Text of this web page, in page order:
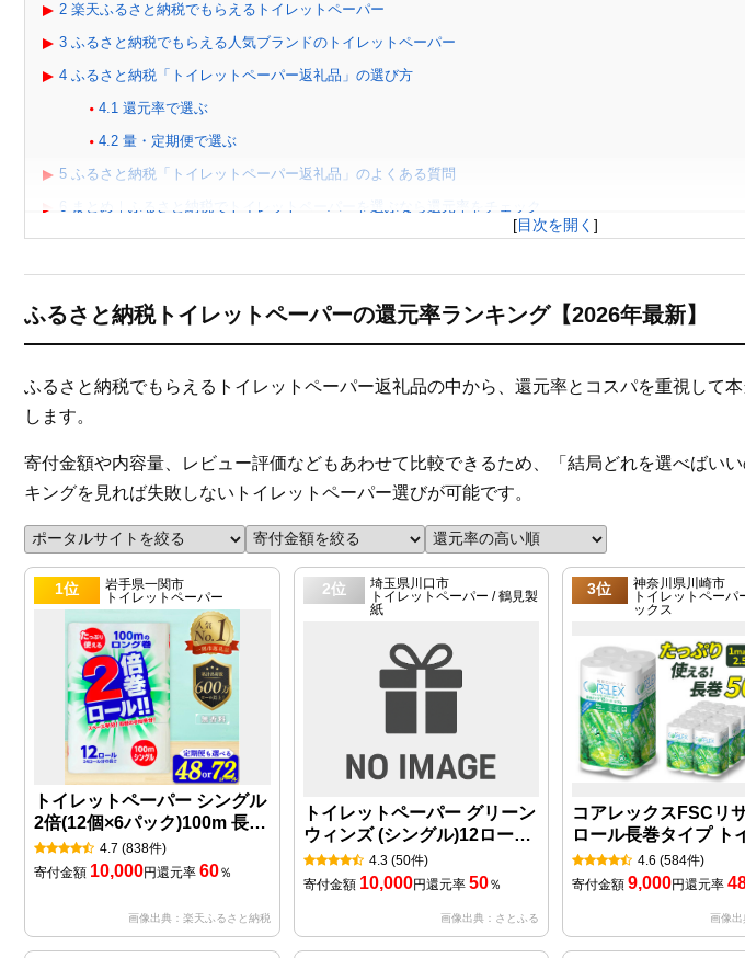
[ 目次を開く ]
2 楽天ふるさと納税でもらえるトイレットペーパー
3 ふるさと納税でもらえる人気ブランドのトイレットペーパー
4 ふるさと納税「トイレットペーパー返礼品」の選び方
4.1 還元率で選ぶ
4.2 量・定期便で選ぶ
5 ふるさと納税「トイレットペーパー返礼品」のよくある質問
6 まとめ｜ふるさと納税でトイレットペーパーを選ぶなら還元率をチェック
ふるさと納税トイレットペーパーの還元率ランキング【2026年最新】
ふるさと納税でもらえるトイレットペーパー返礼品の中から、還元率とコスパを重視して
します。
寄付金額や内容量、レビュー評価などもあわせて比較できるため、「結局どれを選べばい
キングを見れば失敗しないトイレットペーパー選びが可能です。
1位
岩手県一関市
トイレットペーパー
トイレットペーパー シングル
2倍(12個×6パック)100m 長巻
き 72ロール 無香料
4.7 (838件)
寄付金額 10,000円還元率 60％
画像出典：楽天ふるさと納税
2位
埼玉県川口市
トイレットペーパー / 鶴見製
紙
トイレットペーパー グリーン
ウィンズ (シングル)12ロール
×8パック 計96ロール
4.3(50件)
寄付金額 10,000円還元率 50％
画像出典：さとふる
3位
神奈川県川崎市
トイレットペーパ
ックス
コアレックスFSCリ
ロール長巻タイプ ト
ペーパー 72ロール (
× 6パック ) ダブル
4.6 (584件)
寄付金額 9,000円還元率
画像出